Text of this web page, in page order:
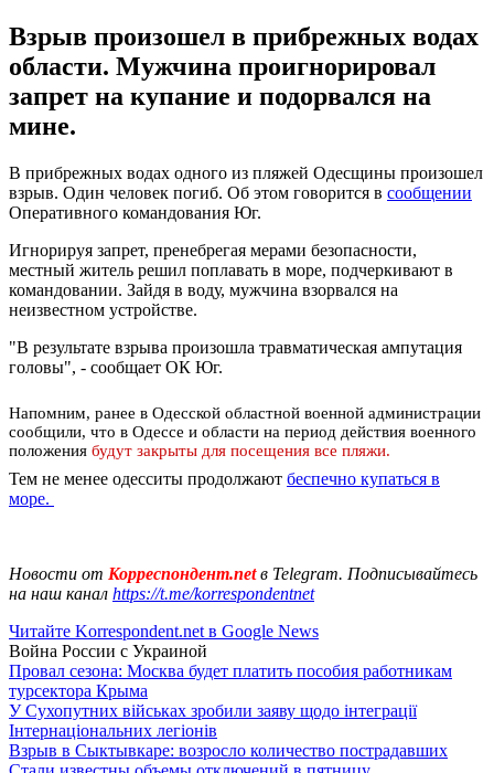
Взрыв произошел в прибрежных водах
области. Мужчина проигнорировал
запрет на купание и подорвался на
мине.
В прибрежных водах одного из пляжей Одесщины произошел
взрыв. Один человек погиб. Об этом говорится в сообщении
Оперативного командования Юг.
Игнорируя запрет, пренебрегая мерами безопасности,
местный житель решил поплавать в море, подчеркивают в
командовании. Зайдя в воду, мужчина взорвался на
неизвестном устройстве.
"В результате взрыва произошла травматическая ампутация
головы", - сообщает ОК Юг.
Напомним, ранее в Одесской областной военной администрации
сообщили, что в Одессе и области на период действия военного
положения будут закрыты для посещения все пляжи.
Тем не менее одесситы продолжают беспечно купаться в
море.
Новости от Корреспондент.netв Telegram. Подписывайтесь
на наш канал https://t.me/korrespondentnet
Читайте Korrespondent.net в Google News
Война России с Украиной
Провал сезона: Москва будет платить пособия работникам
турсектора Крыма
У Сухопутних військах зробили заяву щодо інтеграції
Інтернаціональних легіонів
Взрыв в Сыктывкаре: возросло количество пострадавших